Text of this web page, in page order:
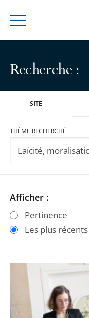
Menu
Recherche :
SITE
THÈME RECHERCHÉ
Passer
les
filtres
après
Passer
les
filtres
avant
Afficher :
Pertinence
Les plus récents
Devenez
magistrat
magistrate